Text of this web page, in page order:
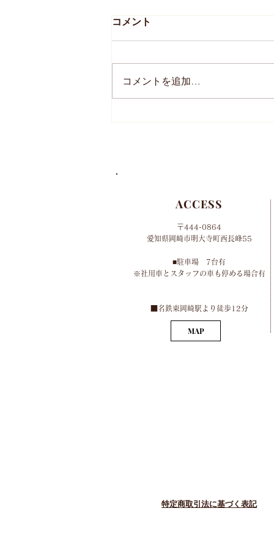
コメント
コメントを追加…
ACCESS
〒444-0864
​愛知県岡崎市明大寺町西長峰55
■​駐車場 7台有
​※社用車とスタッフの車も停める場合有
​■名鉄東岡崎駅より徒歩12分
MAP
​特定商取引法に基づく表記